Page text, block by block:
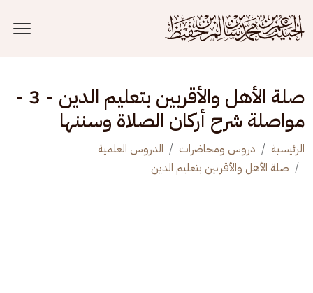
صلة الأهل والأقربين بتعليم الدين - 3 -
مواصلة شرح أركان الصلاة وسننها
الرئيسية دروس ومحاضرات
الدروس العلمية
صلة الأهل والأقربين بتعليم الدين